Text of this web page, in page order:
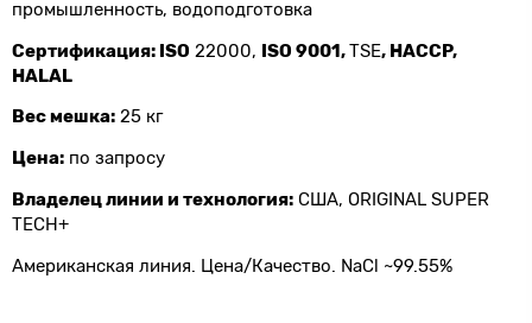
промышленность, водоподготовка
Сертификация: ISO 22000, ISO 9001,TSE, HACCP,
HALAL
Вес мешка: 25 кг
Цена: по запросу
Владелец линии и технология: США, ORIGINAL SUPER
TECH+
Американская линия. Цена/Качество. NaCl ~99.55%